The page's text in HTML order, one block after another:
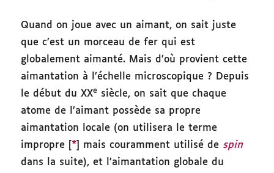
Quand on joue avec un aimant, on sait juste
que c’est un morceau de fer qui est
globalement aimanté. Mais d’où provient cette
aimantation à l’échelle microscopique ? Depuis
le début du XXe
siècle, on sait que chaque
atome de l’aimant possède sa propre
aimantation locale (on utilisera le terme
impropre [ * ] mais couramment utilisé de spin
dans la suite), et l’aimantation globale du